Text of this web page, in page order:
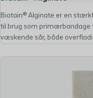
Biatain® Alginate er en
til brug som primærbandage
væskende sår, både